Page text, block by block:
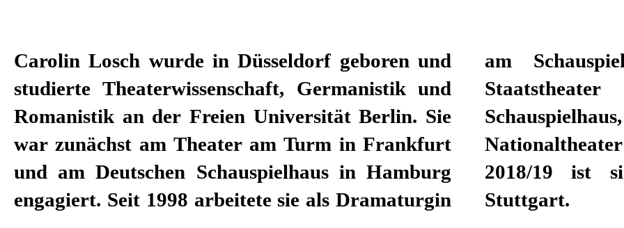
Carolin Losch wurde in Düsseldorf geboren und
studierte Theater­wissenschaft, Germanistik und
Romanistik an der Freien Universität Berlin. Sie
war zunächst am Theater am Turm in Frankfurt
und am Deutschen Schauspielhaus in Hamburg
engagiert. Seit 1998 arbeitete sie als Dramaturgin
am Schauspielhaus Bochum, am Badischen
Staatstheater Karlsruhe, am Düsseldorfer
Schauspielhaus, am Luzerner Theater und am
Nationaltheater Mannheim. Seit der Spielzeit
2018/19 ist sie Dramaturgin am Schauspiel
Stuttgart.